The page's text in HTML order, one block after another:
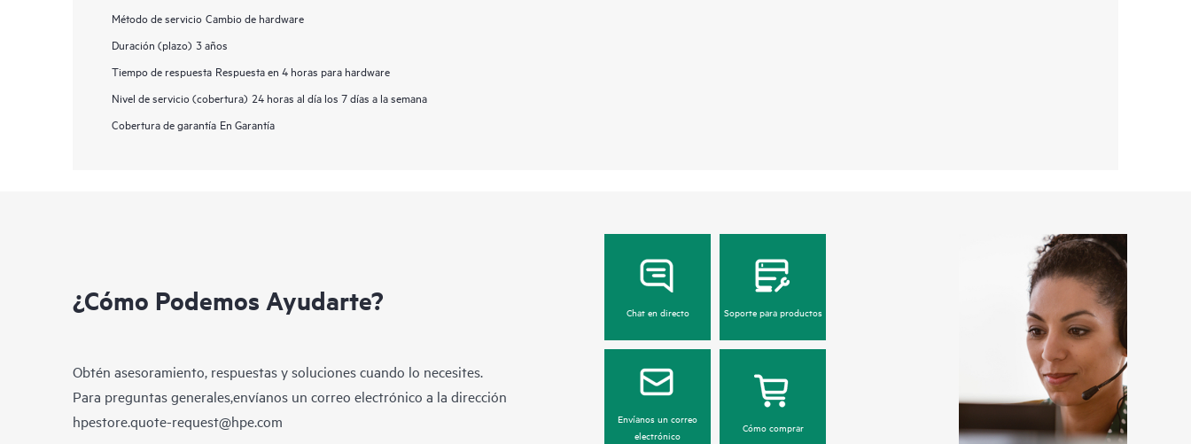
Método de servicio Cambio de hardware
Duración (plazo) 3 años
Tiempo de respuesta Respuesta en 4 horas para hardware
Nivel de servicio (cobertura) 24 horas al día los 7 días a la semana
Cobertura de garantía En Garantía
¿Cómo Podemos Ayudarte?
Obtén asesoramiento, respuestas y soluciones cuando lo necesites.
Para preguntas generales,envíanos un correo electrónico a la dirección
hpestore.quote-request@hpe.com
Chat en directo Soporte para productos
Envíanos un correo
electrónico
Cómo comprar